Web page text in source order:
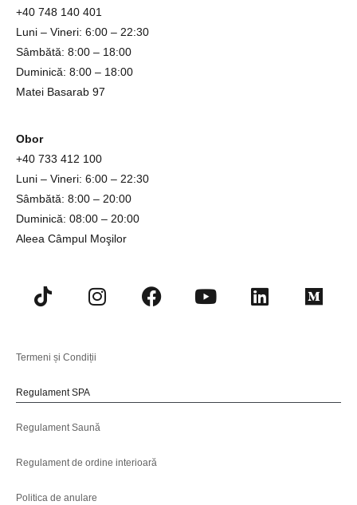
+40 748 140 401
Luni – Vineri: 6:00 – 22:30
Sâmbătă: 8:00 – 18:00
Duminică: 8:00 – 18:00
Matei Basarab 97
Obor
+40 733 412 100
Luni – Vineri: 6:00 – 22:30
Sâmbătă: 8:00 – 20:00
Duminică: 08:00 – 20:00
Aleea Câmpul Moşilor
Termeni și Condiții
Regulament SPA
Regulament Saună
Regulament de ordine interioară
Politica de anulare